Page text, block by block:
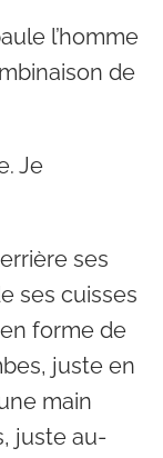
l’homme
de
Je
ses
ses cuisses
forme de
juste en
main
juste au-